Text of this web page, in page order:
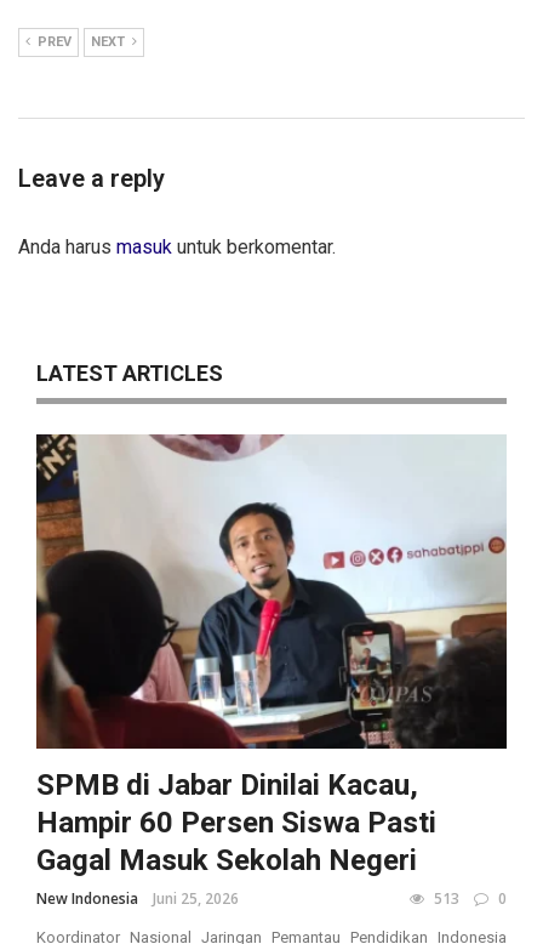
PREV NEXT
Leave a reply
Anda harus masuk untuk berkomentar.
LATEST ARTICLES
SPMB di Jabar Dinilai Kacau,
Hampir 60 Persen Siswa Pasti
Gagal Masuk Sekolah Negeri
New Indonesia Juni 25, 2026 513 0
Koordinator Nasional Jaringan Pemantau Pendidikan Indonesia